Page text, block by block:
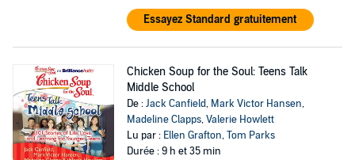
Essayez Standard gratuitement
Chicken Soup for the Soul: Teens Talk
Middle School
De :Jack Canfield, Mark Victor Hansen,
Madeline Clapps,Valerie Howlett
Lu par : Ellen Grafton,Tom Parks
Durée : 9 h et 35 min